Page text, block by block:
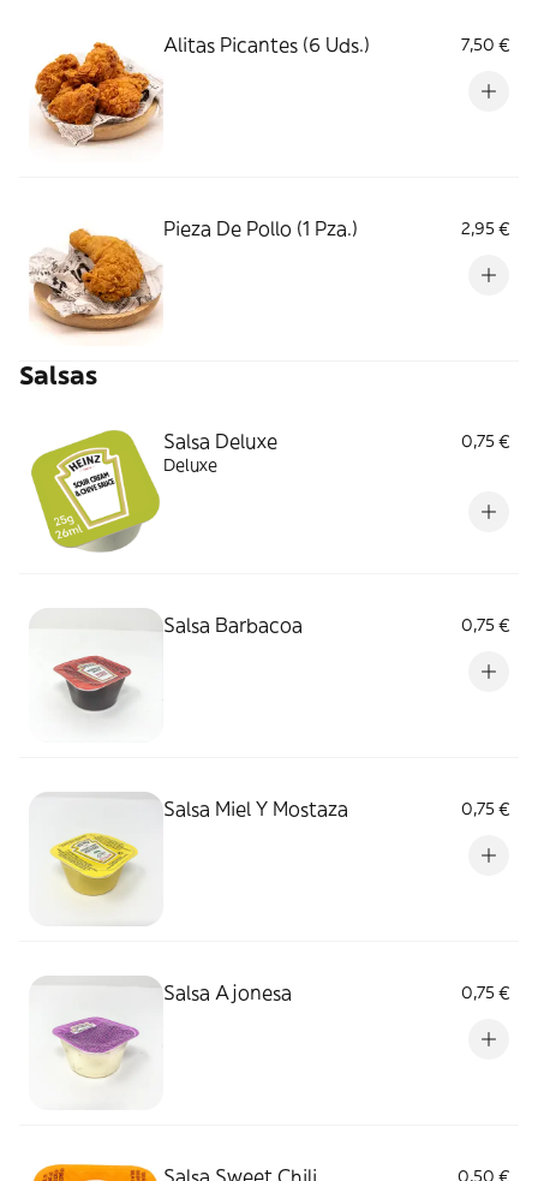
Alitas Picantes (6 Uds.) 7,50 €
Pieza De Pollo (1 Pza.) 2,95 €
Salsas
Salsa Deluxe
0,75 €
Deluxe
Salsa Barbacoa 0,75 €
Salsa Miel Y Mostaza 0,75 €
Salsa Ajonesa 0,75 €
Salsa Sweet Chili 0,50 €